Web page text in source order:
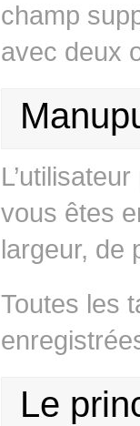
champ
avec deux
vous êtes
largeur, de
Toutes les
Le